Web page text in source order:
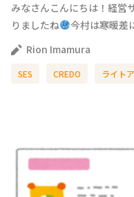
みなさんこんにちは！経営
りましたね
今村は寒暖
Rion Imamura
SES CREDO ライト